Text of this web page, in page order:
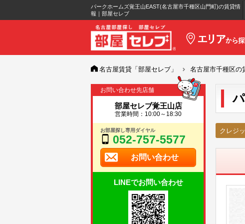
パークホームズ覚王山EAST(名古屋市千種区山門町)の賃貸情
報｜部屋セレブ
名古屋賃貸「部屋セレブ」 名古屋市千種区の
お問い合わせ先店舗
部屋セレブ覚王山店
営業時間：10:00～18:30
お部屋探し専用ダイヤル
052-757-5577
お問い合わせ
LINEでお問い合わせ
クレジ